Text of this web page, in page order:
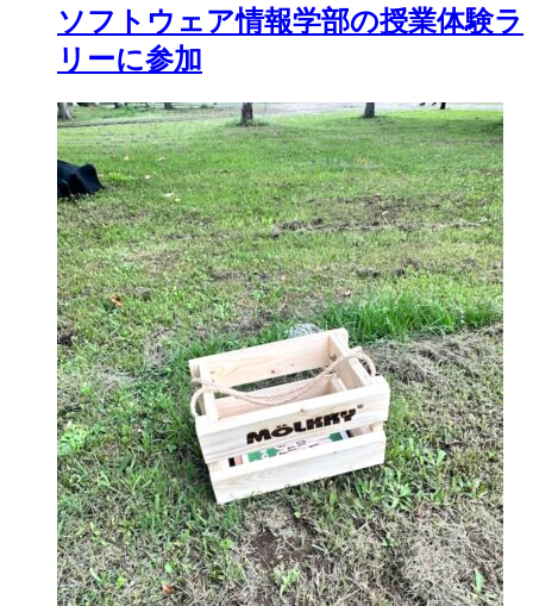
ソフトウェア情報学部の授業体験ラ
リーに参加